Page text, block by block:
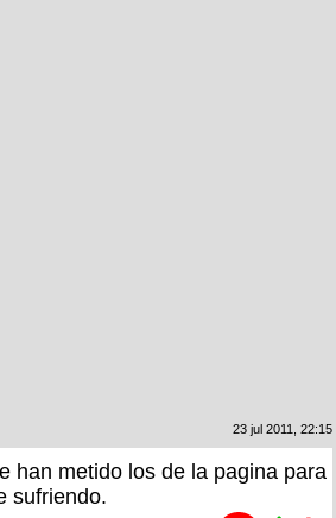
23 jul 2011, 22:15
han metido los de la pagina para
sufriendo.